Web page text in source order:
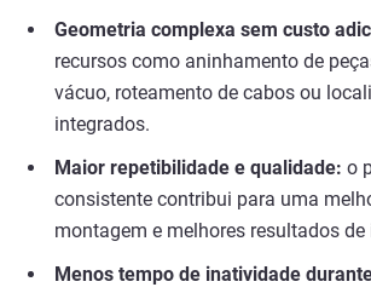
Geometria complexa sem custo
recursos como aninhamento de
vácuo, roteamento de cabos ou
integrados.
Maior repetibilidade e qualidade: o
consistente contribui para uma
montagem e melhores resultados de
Menos tempo de inatividade